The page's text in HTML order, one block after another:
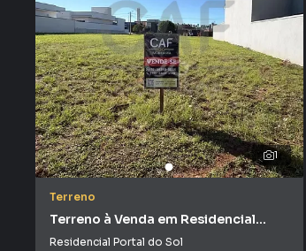
1
Terreno
Terreno à Venda em Residencial
Portal do Sol
Residencial Portal do Sol